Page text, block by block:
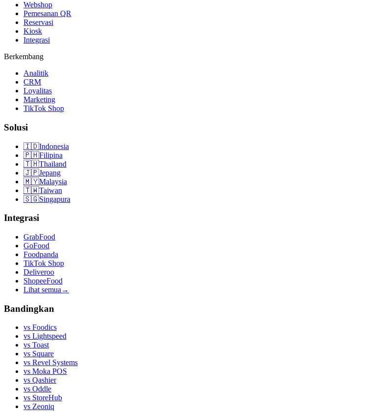
Webshop
Pemesanan QR
Reservasi
Kiosk
Integrasi
Berkembang
Analitik
CRM
Loyalitas
Marketing
TikTok Shop
Solusi
🇮🇩Indonesia
🇵🇭Filipina
🇹🇭Thailand
🇯🇵Jepang
🇲🇾Malaysia
🇹🇼Taiwan
🇸🇬Singapura
Integrasi
GrabFood
GoFood
Foodpanda
TikTok Shop
Deliveroo
ShopeeFood
Lihat semua →
Bandingkan
vs Foodics
vs Lightspeed
vs Toast
vs Square
vs Revel Systems
vs Moka POS
vs Qashier
vs Oddle
vs StoreHub
vs Zeoniq